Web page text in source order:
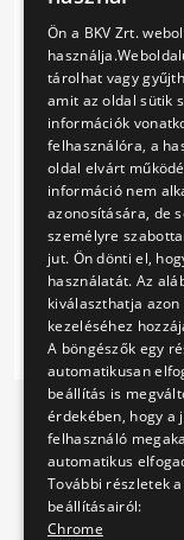
Weight: cca. 13 g
You can hang
carabiner.
Ár:
1790 Ft
Ön a BKV Zrt.
tárolhat vagy
amit az oldal sütik
információk
felhasználóra, a
oldal elvárt
információ nem
azonosítására, de
személyre
jut. Ön dönti el,
használatát. Az
kiválaszthatja
kezeléséhez
A böngészők egy
automatikusan
beállítás is
érdekében, hogy a
felhasználó
automatikus
További részletek
beállításairól:
Chrome